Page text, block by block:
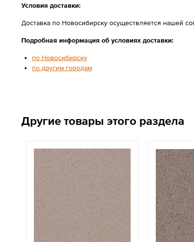
Условия доставки:
Доставка по Новосибирску осуществляется нашей
Подробная информация об условиях доставки:
по Новосибирску
по другим городам
Другие товары этого раздела